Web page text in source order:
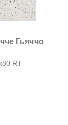
Гьяччо
RT